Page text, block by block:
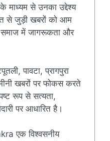
से उनका उद्देश्य
से जुड़ी खबरों को आम
समाज में जागरूकता और
पावटा, प्रागपुरा
खबरों पर फोकस करते
रूप से सत्यता,
पर आधारित है।
एक विश्वसनीय